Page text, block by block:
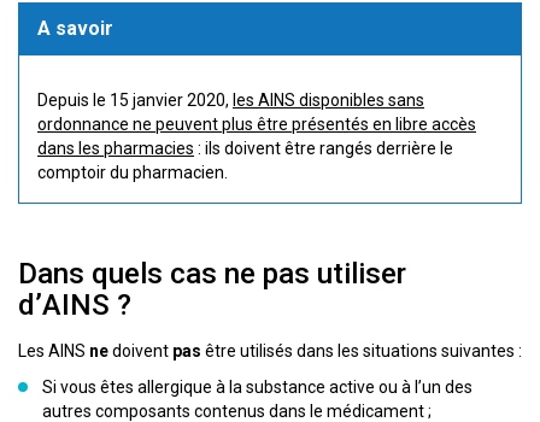
A savoir
Depuis le 15 janvier 2020, les AINS disponibles sans
ordonnance ne peuvent plus être présentés en libre accès
dans les pharmacies : ils doivent être rangés derrière le
comptoir du pharmacien.
Dans quels cas ne pas utiliser
d’AINS ?
Les AINS nedoivent pas être utilisés dans les situations suivantes :
Si vous êtes allergique à la substance active ou à l’un des
autres composants contenus dans le médicament ;